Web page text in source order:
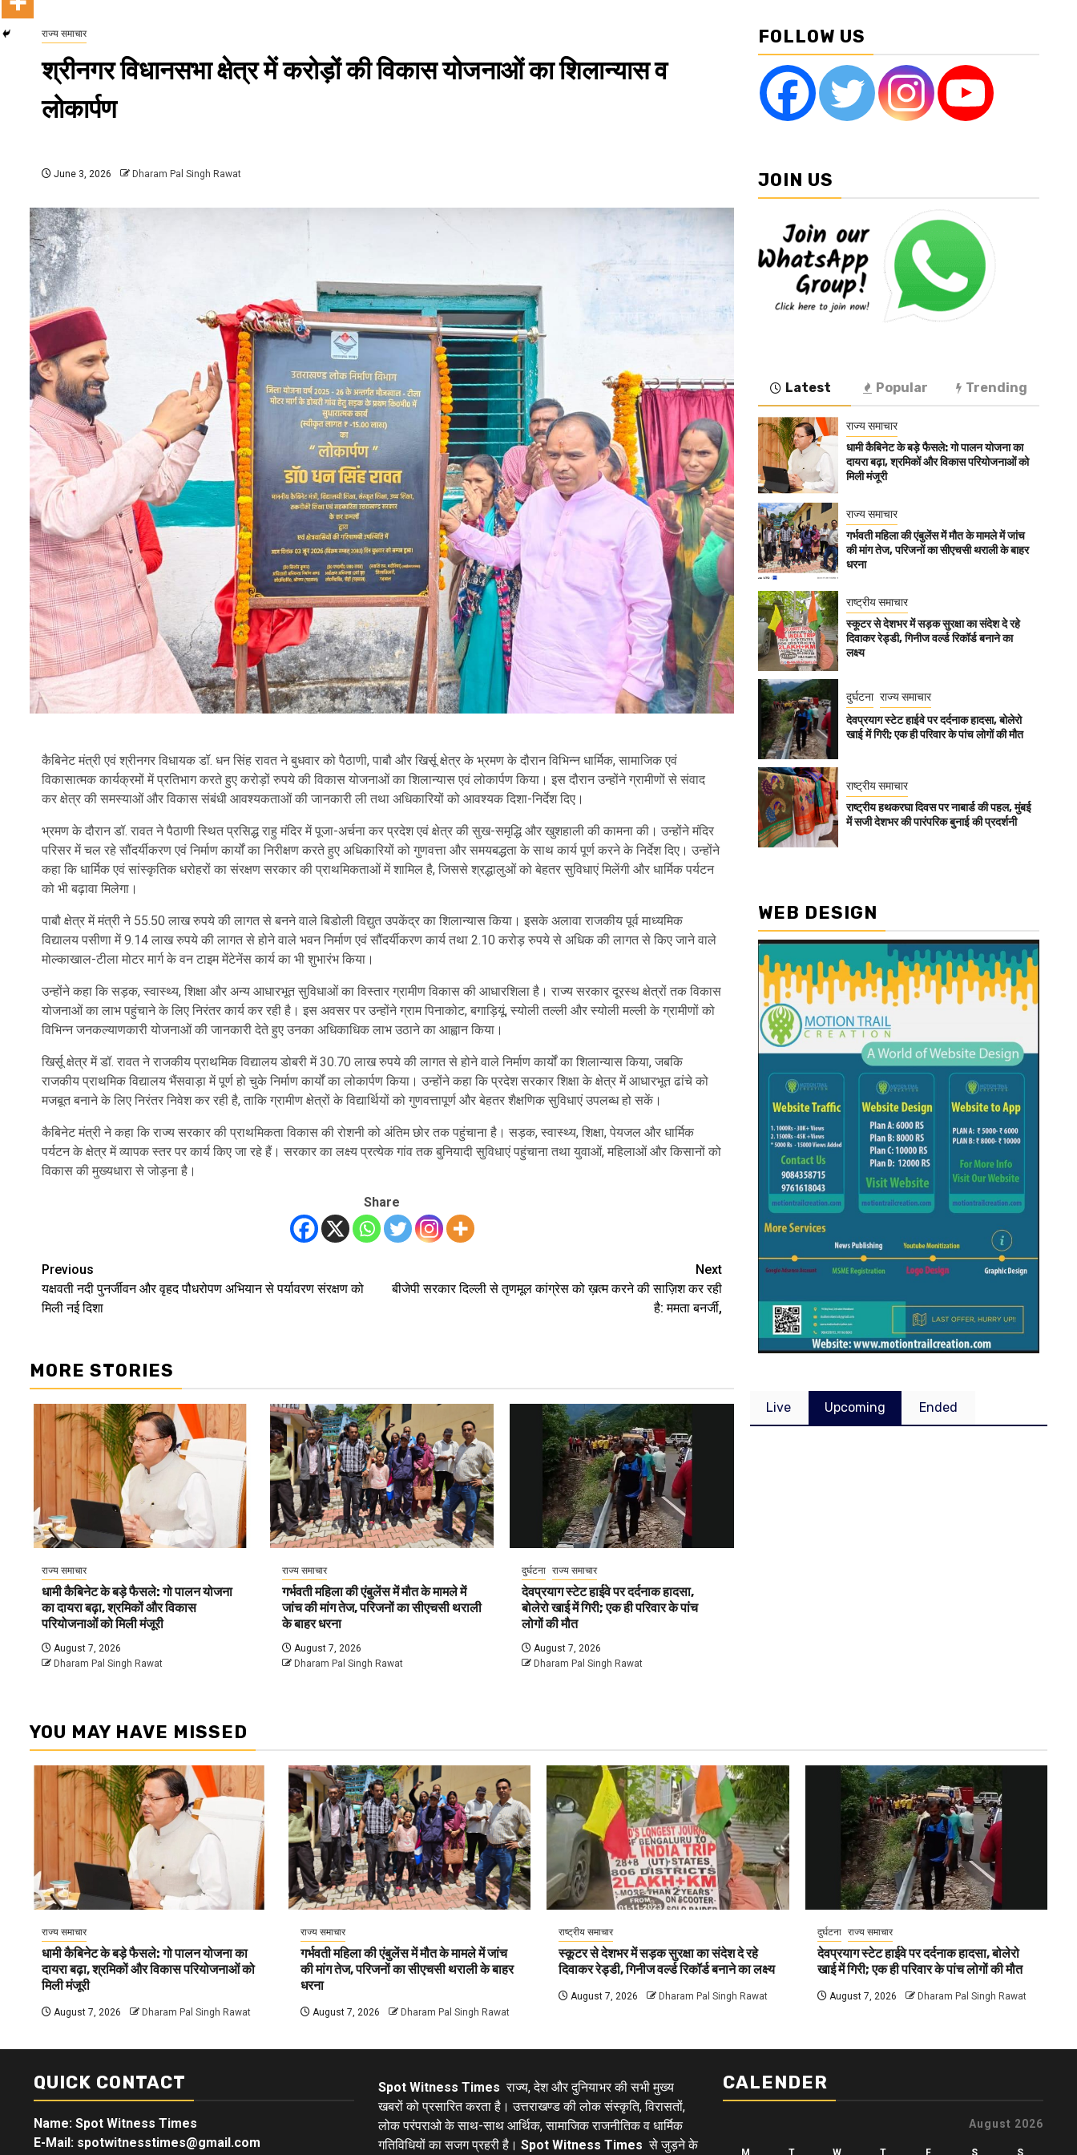
राज्य समाचार
श्रीनगर विधानसभा क्षेत्र में करोड़ों की विकास योजनाओं का शिलान्यास व
लोकार्पण
June 3, 2026 Dharam Pal Singh Rawat
कैबिनेट मंत्री एवं श्रीनगर विधायक डॉ. धन सिंह रावत ने बुधवार को पैठाणी, पाबौ और खिर्सू क्षेत्र के भ्रमण के दौरान विभिन्न धार्मिक, सामाजिक एवं
विकासात्मक कार्यक्रमों में प्रतिभाग करते हुए करोड़ों रुपये की विकास योजनाओं का शिलान्यास एवं लोकार्पण किया। इस दौरान उन्होंने ग्रामीणों से संवाद
कर क्षेत्र की समस्याओं और विकास संबंधी आवश्यकताओं की जानकारी ली तथा अधिकारियों को आवश्यक दिशा-निर्देश दिए।
भ्रमण के दौरान डॉ. रावत ने पैठाणी स्थित प्रसिद्ध राहु मंदिर में पूजा-अर्चना कर प्रदेश एवं क्षेत्र की सुख-समृद्धि और खुशहाली की कामना की। उन्होंने मंदिर
परिसर में चल रहे सौंदर्यीकरण एवं निर्माण कार्यों का निरीक्षण करते हुए अधिकारियों को गुणवत्ता और समयबद्धता के साथ कार्य पूर्ण करने के निर्देश दिए। उन्होंने
कहा कि धार्मिक एवं सांस्कृतिक धरोहरों का संरक्षण सरकार की प्राथमिकताओं में शामिल है, जिससे श्रद्धालुओं को बेहतर सुविधाएं मिलेंगी और धार्मिक पर्यटन
को भी बढ़ावा मिलेगा।
पाबौ क्षेत्र में मंत्री ने 55.50 लाख रुपये की लागत से बनने वाले बिडोली विद्युत उपकेंद्र का शिलान्यास किया। इसके अलावा राजकीय पूर्व माध्यमिक
विद्यालय पसीणा में 9.14 लाख रुपये की लागत से होने वाले भवन निर्माण एवं सौंदर्यीकरण कार्य तथा 2.10 करोड़ रुपये से अधिक की लागत से किए जाने वाले
मोल्काखाल-टीला मोटर मार्ग के वन टाइम मेंटेनेंस कार्य का भी शुभारंभ किया।
उन्होंने कहा कि सड़क, स्वास्थ्य, शिक्षा और अन्य आधारभूत सुविधाओं का विस्तार ग्रामीण विकास की आधारशिला है। राज्य सरकार दूरस्थ क्षेत्रों तक विकास
योजनाओं का लाभ पहुंचाने के लिए निरंतर कार्य कर रही है। इस अवसर पर उन्होंने ग्राम पिनाकोट, बगाड़ियूं, स्योली तल्ली और स्योली मल्ली के ग्रामीणों को
विभिन्न जनकल्याणकारी योजनाओं की जानकारी देते हुए उनका अधिकाधिक लाभ उठाने का आह्वान किया।
खिर्सू क्षेत्र में डॉ. रावत ने राजकीय प्राथमिक विद्यालय डोबरी में 30.70 लाख रुपये की लागत से होने वाले निर्माण कार्यों का शिलान्यास किया, जबकि
राजकीय प्राथमिक विद्यालय भैंसवाड़ा में पूर्ण हो चुके निर्माण कार्यों का लोकार्पण किया। उन्होंने कहा कि प्रदेश सरकार शिक्षा के क्षेत्र में आधारभूत ढांचे को
मजबूत बनाने के लिए निरंतर निवेश कर रही है, ताकि ग्रामीण क्षेत्रों के विद्यार्थियों को गुणवत्तापूर्ण और बेहतर शैक्षणिक सुविधाएं उपलब्ध हो सकें।
कैबिनेट मंत्री ने कहा कि राज्य सरकार की प्राथमिकता विकास की रोशनी को अंतिम छोर तक पहुंचाना है। सड़क, स्वास्थ्य, शिक्षा, पेयजल और धार्मिक
पर्यटन के क्षेत्र में व्यापक स्तर पर कार्य किए जा रहे हैं। सरकार का लक्ष्य प्रत्येक गांव तक बुनियादी सुविधाएं पहुंचाना तथा युवाओं, महिलाओं और किसानों को
विकास की मुख्यधारा से जोड़ना है।
Share
Post
navigation
Previous
यक्षवती नदी पुनर्जीवन और वृहद पौधरोपण अभियान से पर्यावरण संरक्षण को
मिली नई दिशा
Next
बीजेपी सरकार दिल्ली से तृणमूल कांग्रेस को ख़त्म करने की साज़िश कर रही
है: ममता बनर्जी,
MORE STORIES
राज्य समाचार
धामी कैबिनेट के बड़े फैसले: गो पालन योजना
का दायरा बढ़ा, श्रमिकों और विकास
परियोजनाओं को मिली मंजूरी
August 7, 2026
Dharam Pal Singh Rawat
राज्य समाचार
गर्भवती महिला की एंबुलेंस में मौत के मामले में
जांच की मांग तेज, परिजनों का सीएचसी थराली
के बाहर धरना
August 7, 2026
Dharam Pal Singh Rawat
दुर्घटना राज्य समाचार
देवप्रयाग स्टेट हाईवे पर दर्दनाक हादसा,
बोलेरो खाई में गिरी; एक ही परिवार के पांच
लोगों की मौत
August 7, 2026
Dharam Pal Singh Rawat
FOLLOW US
JOIN US
Latest Popular Trending
राज्य समाचार
धामी कैबिनेट के बड़े फैसले: गो पालन योजना का
दायरा बढ़ा, श्रमिकों और विकास परियोजनाओं को
मिली मंजूरी
राज्य समाचार
गर्भवती महिला की एंबुलेंस में मौत के मामले में जांच
की मांग तेज, परिजनों का सीएचसी थराली के बाहर
धरना
राष्ट्रीय समाचार
स्कूटर से देशभर में सड़क सुरक्षा का संदेश दे रहे
दिवाकर रेड्डी, गिनीज वर्ल्ड रिकॉर्ड बनाने का
लक्ष्य
दुर्घटना राज्य समाचार
देवप्रयाग स्टेट हाईवे पर दर्दनाक हादसा, बोलेरो
खाई में गिरी; एक ही परिवार के पांच लोगों की मौत
राष्ट्रीय समाचार
राष्ट्रीय हथकरघा दिवस पर नाबार्ड की पहल, मुंबई
में सजी देशभर की पारंपरिक बुनाई की प्रदर्शनी
WEB DESIGN
Live Upcoming Ended
YOU MAY HAVE MISSED
राज्य समाचार
धामी कैबिनेट के बड़े फैसले: गो पालन योजना का
दायरा बढ़ा, श्रमिकों और विकास परियोजनाओं को
मिली मंजूरी
August 7, 2026 Dharam Pal Singh Rawat
राज्य समाचार
गर्भवती महिला की एंबुलेंस में मौत के मामले में जांच
की मांग तेज, परिजनों का सीएचसी थराली के बाहर
धरना
August 7, 2026 Dharam Pal Singh Rawat
राष्ट्रीय समाचार
स्कूटर से देशभर में सड़क सुरक्षा का संदेश दे रहे
दिवाकर रेड्डी, गिनीज वर्ल्ड रिकॉर्ड बनाने का लक्ष्य
August 7, 2026 Dharam Pal Singh Rawat
दुर्घटना राज्य समाचार
देवप्रयाग स्टेट हाईवे पर दर्दनाक हादसा, बोलेरो
खाई में गिरी; एक ही परिवार के पांच लोगों की मौत
August 7, 2026 Dharam Pal Singh Rawat
QUICK CONTACT
Name: Spot Witness Times
E-Mail: spotwitnesstimes@gmail.com
Spot Witness Times राज्य, देश और दुनियाभर की सभी मुख्य
खबरों को प्रसारित करता है। उत्तराखण्ड की लोक संस्कृति, विरासतों,
लोक परंपराओ के साथ-साथ आर्थिक, सामाजिक राजनीतिक व धार्मिक
गतिविधियों का सजग प्रहरी है। Spot Witness Times से जुड़ने के
CALENDER
August 2026